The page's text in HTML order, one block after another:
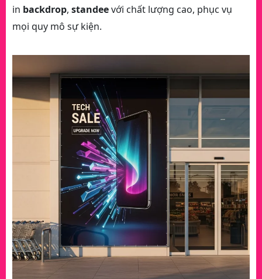
in backdrop, standeevới chất lượng cao, phục vụ
mọi quy mô sự kiện.